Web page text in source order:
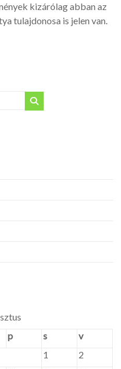
kizárólag abban az
tulajdonosa is jelen van.
p s
v
1
2